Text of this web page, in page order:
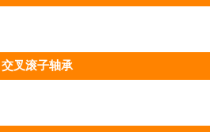
交叉滚子轴承